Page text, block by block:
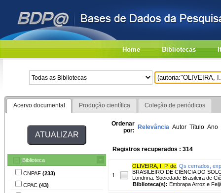
Home Bibliotecas
Acervo documental Produção científica Coleção de periódicos
Biblioteca
CNPAF (233)
CPAC (43)
Ordenar
por: Relevância Autor Título Ano
Registros recuperados : 314
1.
OLIVEIRA, I. P. de Os cerrados,
BRASILEIRO DE CIÊNCIA DO
Londrina: Sociedade Brasileira de
Biblioteca(s): Embrapa Arroz e